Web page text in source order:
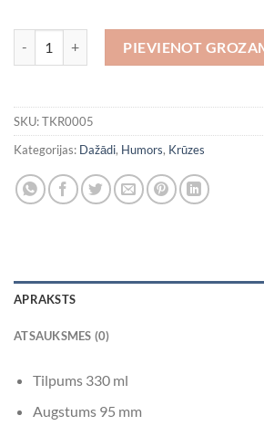
PIEVIENOT
SKU:TKR0005
Kategorijas: Dažādi, Humors, Krūzes
APRAKSTS
ATSAUKSMES (0)
Tilpums 330 ml
Augstums 95 mm